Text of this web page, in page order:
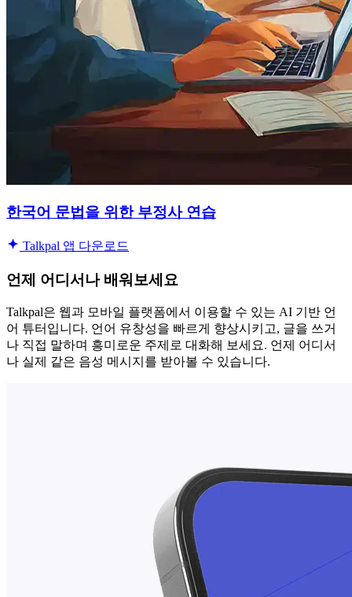
한국어 문법을 위한 부정사 연습
Talkpal 앱 다운로드
언제 어디서나 배워보세요
Talkpal은 웹과 모바일 플랫폼에서 이용할 수 있는 AI 기반 언
어 튜터입니다. 언어 유창성을 빠르게 향상시키고, 글을 쓰거
나 직접 말하며 흥미로운 주제로 대화해 보세요. 언제 어디서
나 실제 같은 음성 메시지를 받아볼 수 있습니다.